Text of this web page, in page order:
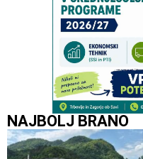
NAJBOLJ BRANO